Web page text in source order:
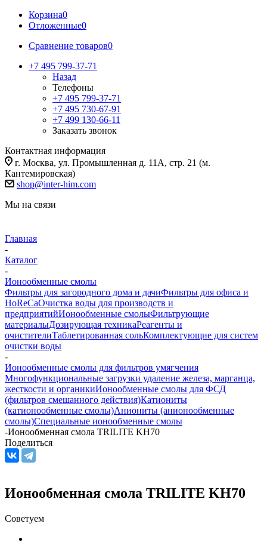
Корзина0
Отложенные0
Сравнение товаров0
+7 495 799-37-71
Назад
Телефоны
+7 495 799-37-71
+7 495 730-67-91
+7 499 130-66-11
Заказать звонок
Контактная информация
г. Москва, ул. Промышленная д. 11А, стр. 21 (м.
Кантемировская)
shop@inter-him.com
Мы на связи
Главная
-
Каталог
-
Ионообменные смолы
Фильтры для загородного дома и дачиФильтры для офиса и
HoReCaОчистка воды для производств и
предприятийИонообменные смолыФильтрующие
материалыДозирующая техникаРеагенты и
очистителиТаблетированная сольКомплектующие для систем
очистки воды
-
Ионообменные смолы для фильтров умягчения
Многофункциональные загрузки удаление железа, марганца,
жесткости и органикиИонообменные смолы для ФСД
(фильтров смешанного действия)Катиониты
(катионообменные смолы)Аниониты (анионообменные
смолы)Специальные ионообменные смолы
-Ионообменная смола TRILITE KH70
Поделиться
Ионообменная смола TRILITE KH70
Советуем